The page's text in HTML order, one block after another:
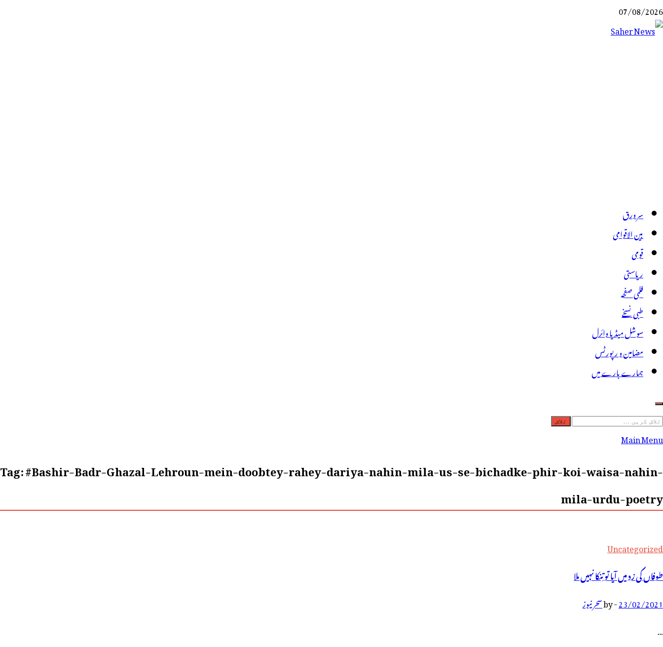
Skip
to
07/08/2026
سر ورق
بین الاقوامی
قومی
ریاستی
فلمی صفحہ
طبی نسخے
سوشل میڈیا وائرل
مضامین و رپورٹس
ہمارے بارے میں
تلاش
کریں
Main Menu
Tag:#Bashir-Badr-Ghazal-Lehroun-mein-doobtey-rahey-dariya-nahin-mila-us-se-bichadke-phir-koi-waisa-nahin-
mila-urdu-poetry
Uncategorized
طوفاں کی زد میں ‌آیا تو تِنکا نہیں ملا
23/02/2021
-
byسحر نیوز
…